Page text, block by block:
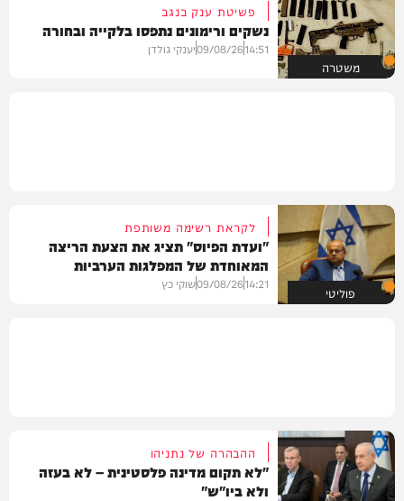
משטרה
פשיטת ענק בנגב
נשקים ורימונים נתפסו בלקייה ובחורה
14:51
09/08/26יענקי גולדן
פוליטי
לקראת רשימה משותפת
"ועדת הפיוס" תציג את הצעת הריצה
המאוחדת של המפלגות הערביות
14:21
09/08/26שוקי כץ
ההבהרה של נתניהו
"לא תקום מדינה פלסטינית – לא בעזה
ולא ביו"ש"